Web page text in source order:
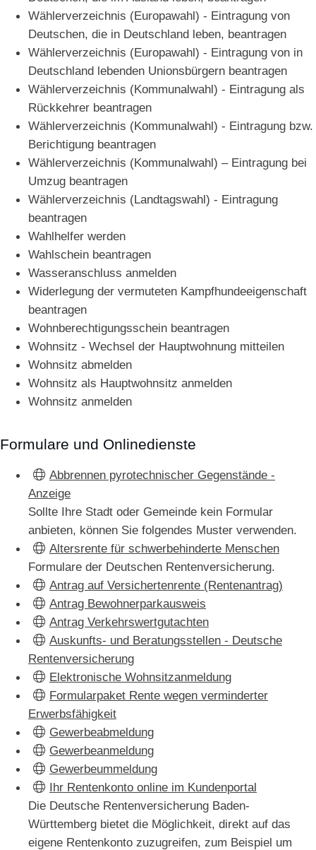
Wählerverzeichnis (Europawahl) - Eintragung von
Deutschen, die in Deutschland leben, beantragen
Wählerverzeichnis (Europawahl) - Eintragung von in
Deutschland lebenden Unionsbürgern beantragen
Wählerverzeichnis (Kommunalwahl) - Eintragung als
Rückkehrer beantragen
Wählerverzeichnis (Kommunalwahl) - Eintragung bzw.
Berichtigung beantragen
Wählerverzeichnis (Kommunalwahl) – Eintragung bei
Umzug beantragen
Wählerverzeichnis (Landtagswahl) - Eintragung
beantragen
Wahlhelfer werden
Wahlschein beantragen
Wasseranschluss anmelden
Widerlegung der vermuteten Kampfhundeeigenschaft
beantragen
Wohnberechtigungsschein beantragen
Wohnsitz - Wechsel der Hauptwohnung mitteilen
Wohnsitz abmelden
Wohnsitz als Hauptwohnsitz anmelden
Wohnsitz anmelden
Formulare und Onlinedienste
Abbrennen pyrotechnischer Gegenstände -
Anzeige
Sollte Ihre Stadt oder Gemeinde kein Formular
anbieten, können Sie folgendes Muster verwenden.
Altersrente für schwerbehinderte Menschen
Formulare der Deutschen Rentenversicherung.
Antrag auf Versichertenrente (Rentenantrag)
Antrag Bewohnerparkausweis
Antrag Verkehrswertgutachten
Auskunfts- und Beratungsstellen - Deutsche
Rentenversicherung
Elektronische Wohnsitzanmeldung
Formularpaket Rente wegen verminderter
Erwerbsfähigkeit
Gewerbeabmeldung
Gewerbeanmeldung
Gewerbeummeldung
Ihr Rentenkonto online im Kundenportal
Die Deutsche Rentenversicherung Baden-
Württemberg bietet die Möglichkeit, direkt auf das
eigene Rentenkonto zuzugreifen, zum Beispiel um